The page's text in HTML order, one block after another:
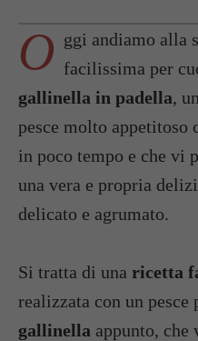
O ggi andiamo alla
facilissima per
gallinella in padella,
pesce molto appetitoso
in poco tempo e che vi
una vera e propria
delicato e agrumato.
Si tratta di una ricetta
realizzata con un pesce
gallinella appunto, che